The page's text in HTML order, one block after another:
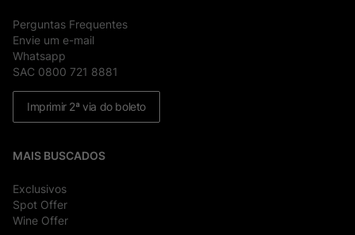
Perguntas Frequentes
Envie um e-mail
Whatsapp
SAC 0800 721 8881
Imprimir 2ª via do boleto
MAIS BUSCADOS
Exclusivos
Spot Offer
Wine Offer